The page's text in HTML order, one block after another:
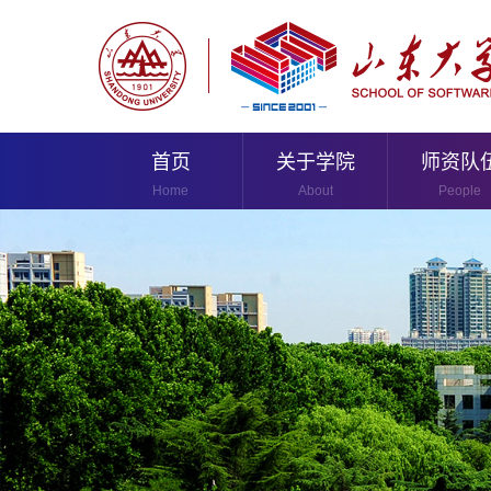
首页
Home
关于学院
About
师资队
People